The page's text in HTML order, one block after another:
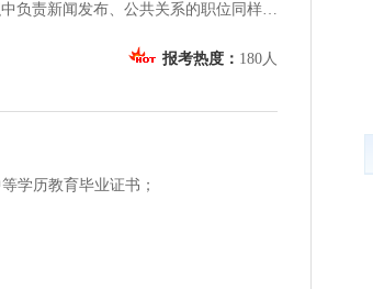
负责新闻发布、公共关系的职位同样适
等新兴职业路径也为新闻学专业学生敞
报考热度： 180人
学历教育毕业证书；